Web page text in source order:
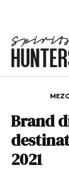
Brand
2021